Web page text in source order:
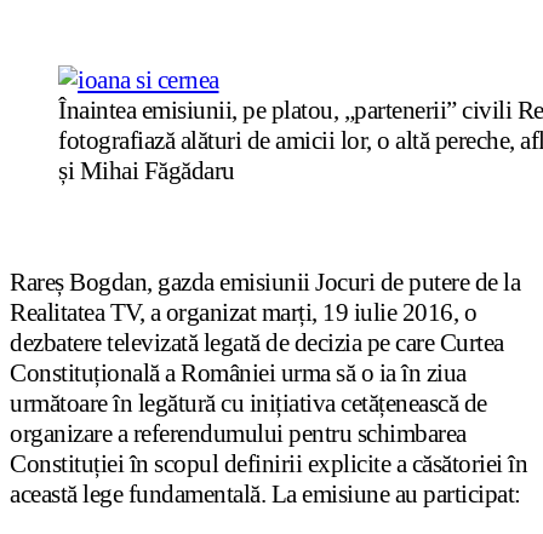
Înaintea emisiunii, pe platou, „partenerii” civili
fotografiază alături de amicii lor, o altă pereche,
și Mihai Făgădaru
Rareș Bogdan, gazda emisiunii Jocuri de putere de la
Realitatea TV, a organizat marți, 19 iulie 2016, o
dezbatere televizată legată de decizia pe care Curtea
Constituțională a României urma să o ia în ziua
următoare în legătură cu inițiativa cetățenească de
organizare a referendumului pentru schimbarea
Constituției în scopul definirii explicite a căsătoriei în
această lege fundamentală. La emisiune au participat: